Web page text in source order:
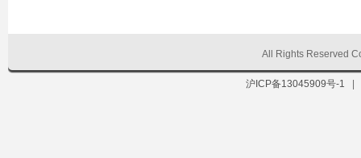
All Rights Reserved
沪ICP备13045909号-1